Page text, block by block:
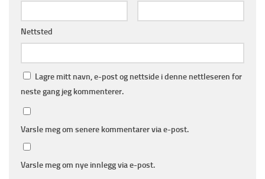
Nettsted
Lagre mitt navn, e-post og nettside i denne nettleseren for
neste gang jeg kommenterer.
Varsle meg om senere kommentarer via e-post.
Varsle meg om nye innlegg via e-post.